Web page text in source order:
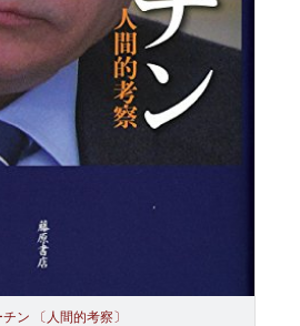
ン 〔人間的考察〕